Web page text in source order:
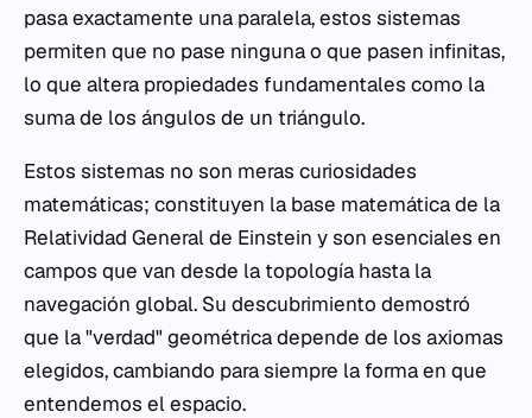
pasa exactamente una paralela, estos sistemas
permiten que no pase ninguna o que pasen infinitas,
lo que altera propiedades fundamentales como la
suma de los ángulos de un triángulo.
Estos sistemas no son meras curiosidades
matemáticas; constituyen la base matemática de la
Relatividad General de Einstein y son esenciales en
campos que van desde la topología hasta la
navegación global. Su descubrimiento demostró
que la "verdad" geométrica depende de los axiomas
elegidos, cambiando para siempre la forma en que
entendemos el espacio.